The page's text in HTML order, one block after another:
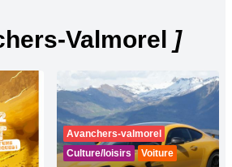
Valmorel ]
Avanchers-valmorel
Culture/loisirs
Voiture